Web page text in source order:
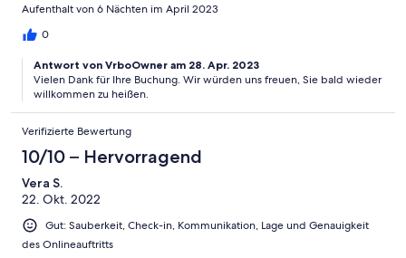
Aufenthalt von 6 Nächten im April 2023
0
Antwort von VrboOwner am 28. Apr. 2023
Vielen Dank für Ihre Buchung. Wir würden uns freuen, Sie bald wieder
willkommen zu heißen.
Verifizierte Bewertung
10/10 – Hervorragend
Vera S.
22. Okt. 2022
Gut: Sauberkeit, Check-in, Kommunikation, Lage und Genauigkeit
des Onlineauftritts